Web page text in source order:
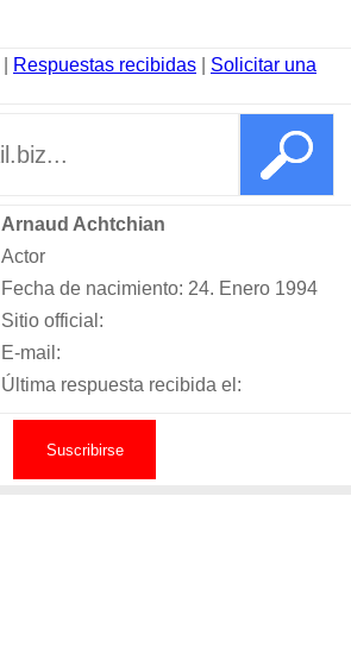
Respuestas recibidas
Solicitar una
Arnaud Achtchian
Actor
Fecha de nacimiento: 24. Enero 1994
Sitio official:
E-mail:
Última respuesta recibida el:
Suscribirse